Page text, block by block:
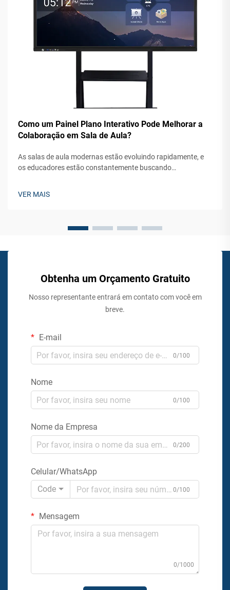
Como um Painel Plano Interativo Pode Melhorar a
Colaboração em Sala de Aula?
As salas de aula modernas estão evoluindo rapidamente, e
os educadores estão constantemente buscando
VER MAIS
Obtenha um Orçamento Gratuito
Nosso representante entrará em contato com você em
breve.
E-mail
0/100
Nome
0/100
Nome da Empresa
0/200
Celular/WhatsApp
Code
0/100
Mensagem
0/1000